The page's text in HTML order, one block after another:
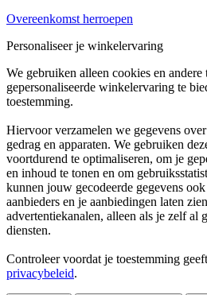
Overeenkomst herroepen
Personaliseer je winkelervaring
We gebruiken alleen cookies en
gepersonaliseerde winkelervaring te
toestemming.
Hiervoor verzamelen we gegevens
gedrag en apparaten. We gebruiken
voortdurend te optimaliseren, om je
en inhoud te tonen en om
kunnen jouw gecodeerde gegevens
aanbieders en je aanbiedingen laten
advertentiekanalen, alleen als je zelf al
diensten.
Controleer voordat je toestemming
privacybeleid.